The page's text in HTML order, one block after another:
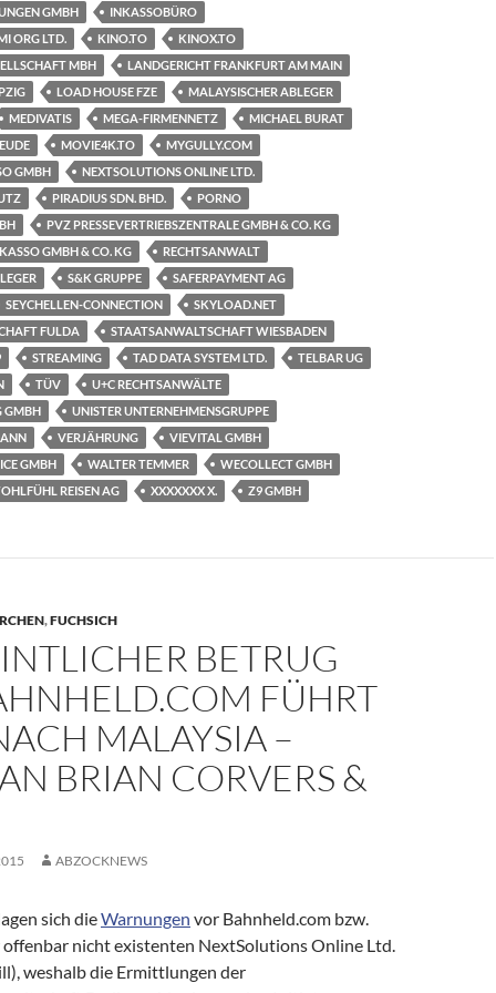
GMBH
INKASSOBÜRO
ORG LTD.
KINO.TO
KINOX.TO
MBH
LANDGERICHT FRANKFURT AM MAIN
LOAD HOUSE FZE
MALAYSISCHER ABLEGER
MEDIVATIS MEGA-FIRMENNETZ
MICHAEL BURAT
MOVIE4K.TO
MYGULLY.COM
GMBH
NEXTSOLUTIONS ONLINE LTD.
PIRADIUS SDN. BHD.
PORNO
PVZ PRESSEVERTRIEBSZENTRALE GMBH & CO. KG
GMBH & CO. KG
RECHTSANWALT
S&K GRUPPE
SAFERPAYMENT AG
SEYCHELLEN-CONNECTION
SKYLOAD.NET
FULDA
STAATSANWALTSCHAFT WIESBADEN
STREAMING TAD DATA SYSTEM LTD.
TELBAR UG
TÜV
U+C RECHTSANWÄLTE
GMBH
UNISTER UNTERNEHMENSGRUPPE
VERJÄHRUNG
VIEVITAL GMBH
GMBH
WALTER TEMMER
WECOLLECT GMBH
REISEN AG XXXXXXX X. Z9 GMBH
,FUCHSICH
BETRUG
FÜHRT
MALAYSIA –
BRIAN CORVERS & C
ABZOCKNEWS
sich dieWarnungen vor Bahnheld.com bzw.
offenbar nicht existenten NextSolutions Online Ltd.
weshalb die Ermittlungen der